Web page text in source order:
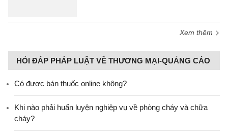
Xem thêm
HỎI ĐÁP PHÁP LUẬT VỀ THƯƠNG MẠI-QUẢNG CÁO
Có được bán thuốc online không?
Khi nào phải huấn luyện nghiệp vụ về phòng cháy và chữa
cháy?